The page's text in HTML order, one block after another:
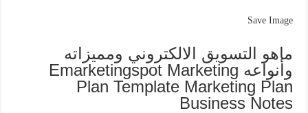
Save Image
ماهو التسويق الالكتروني ومميزاته
وأنواعه Emarketingspot Marketing
Plan Template Marketing Plan
Business Notes